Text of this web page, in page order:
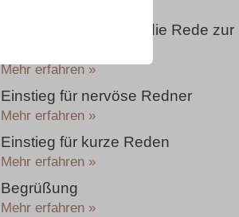
Festlicher Einstieg in die Rede zur
Mehr erfahren »
Einstieg für nervöse Redner
Mehr erfahren »
Einstieg für kurze Reden
Mehr erfahren »
Begrüßung
Mehr erfahren »